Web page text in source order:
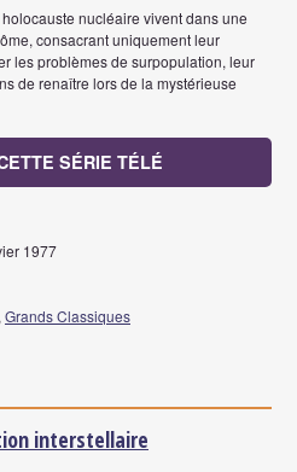
nucléaire vivent dans une
consacrant uniquement leur
les problèmes de surpopulation, leur
de renaître lors de la mystérieuse
SÉRIE TÉLÉ
1977
Grands Classiques
interstellaire